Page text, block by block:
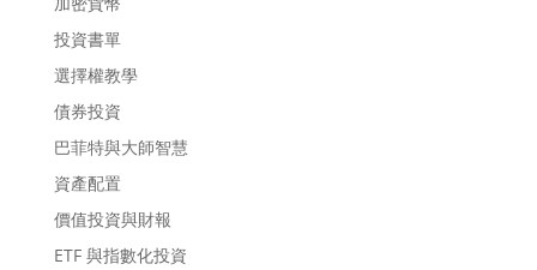
投資書單
選擇權教學
債券投資
巴菲特與大師智慧
資產配置
價值投資與財報
ETF 與指數化投資